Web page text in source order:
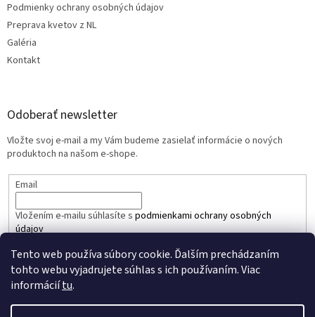
Tento web používa súbory cookie. Ďalším prechádzaním
tohto webu vyjadrujete súhlas s ich používaním. Viac
informáciítu.
Podmienky ochrany osobných údajov
Preprava kvetov z NL
Galéria
Kontakt
Odoberať newsletter
Vložte svoj e-mail a my Vám budeme zasielať informácie o nových
produktoch na našom e-shope.
Email
Vložením e-mailu súhlasíte s podmienkami ochrany osobných
údajov
PRIHLÁSIŤ SA